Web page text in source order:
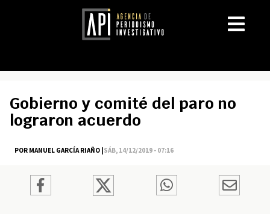
Gobierno y comité del paro no
lograron acuerdo
POR MANUEL GARCÍA RIAÑO | SÁB, 14/12/2019 - 07:16